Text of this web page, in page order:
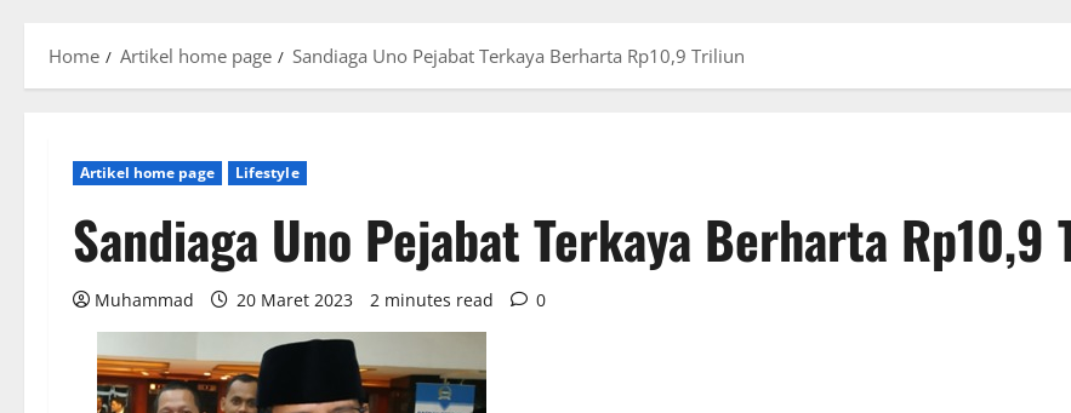
Home Artikel home page Sandiaga Uno Pejabat Terkaya Berharta Rp10,9 Triliun
Artikel home page Lifestyle
Sandiaga Uno Pejabat Terkaya Berharta Rp10,9
Muhammad 20 Maret 2023 2 minutes read 0